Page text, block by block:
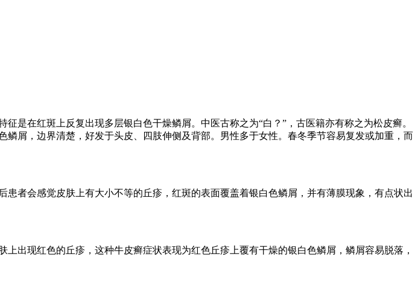
是在红斑上反复出现多层银白色干燥鳞屑。中医古称之为“白？”，古医籍亦有称之为松皮癣。
屑，边界清楚，好发于头皮、四肢伸侧及背部。男性多于女性。春冬季节容易复发或加重，而
者会感觉皮肤上有大小不等的丘疹，红斑的表面覆盖着银白色鳞屑，并有薄膜现象，有点状出
出现红色的丘疹，这种牛皮癣症状表现为红色丘疹上覆有干燥的银白色鳞屑，鳞屑容易脱落，